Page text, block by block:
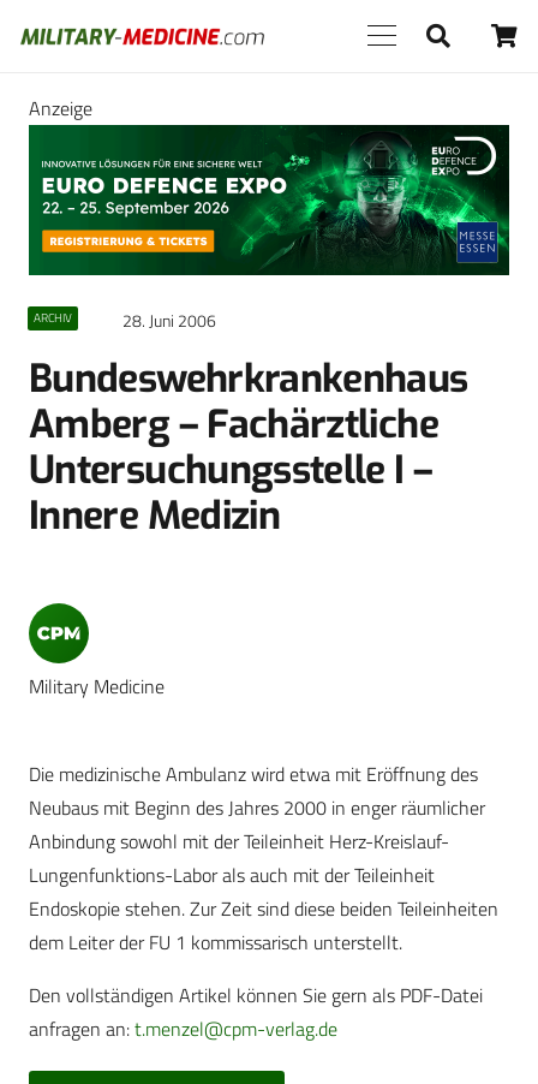
Anzeige
ARCHIV 28. Juni 2006
Bundeswehrkrankenhaus
Amberg – Fachärztliche
Untersuchungsstelle I –
Innere Medizin
Military Medicine
Die medizinische Ambulanz wird etwa mit Eröffnung des
Neubaus mit Beginn des Jahres 2000 in enger räumlicher
Anbindung sowohl mit der Teileinheit Herz-Kreislauf-
Lungenfunktions-Labor als auch mit der Teileinheit
Endoskopie stehen. Zur Zeit sind diese beiden Teileinheiten
dem Leiter der FU 1 kommissarisch unterstellt.
Den vollständigen Artikel können Sie gern als PDF-Datei
anfragen an:t.menzel@cpm-verlag.de